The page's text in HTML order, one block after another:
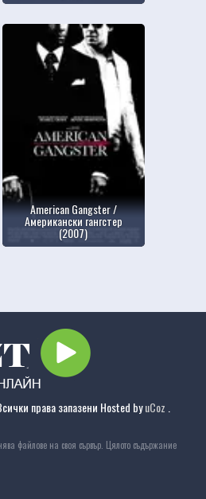
American Gangster /
Американски гангстер
(2007)
права запазени Hosted byuCoz
файлове на своя сървър. Цялото съдържание